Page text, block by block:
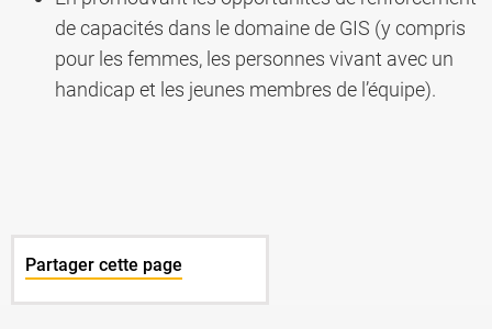
de capacités dans le domaine de GIS (y compris
pour les femmes, les personnes vivant avec un
handicap et les jeunes membres de l’équipe).
Partager cette page